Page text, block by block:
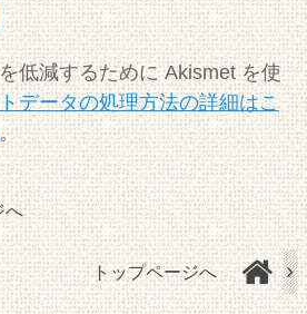
低減するために Akismet を使
データの処理方法の詳細はこ
へ
トップページへ